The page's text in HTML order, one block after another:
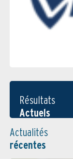
Résultats
Actuels
Actualités
récentes